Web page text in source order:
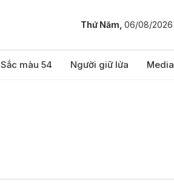
Thứ Năm, 06/08/2026
Sắc màu 54 Người giữ lửa Media